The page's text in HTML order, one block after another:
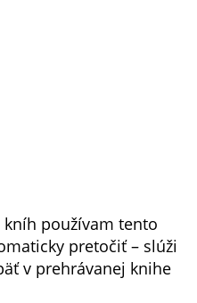
kníh používam tento
pretočiť – slúži
v prehrávanej knihe